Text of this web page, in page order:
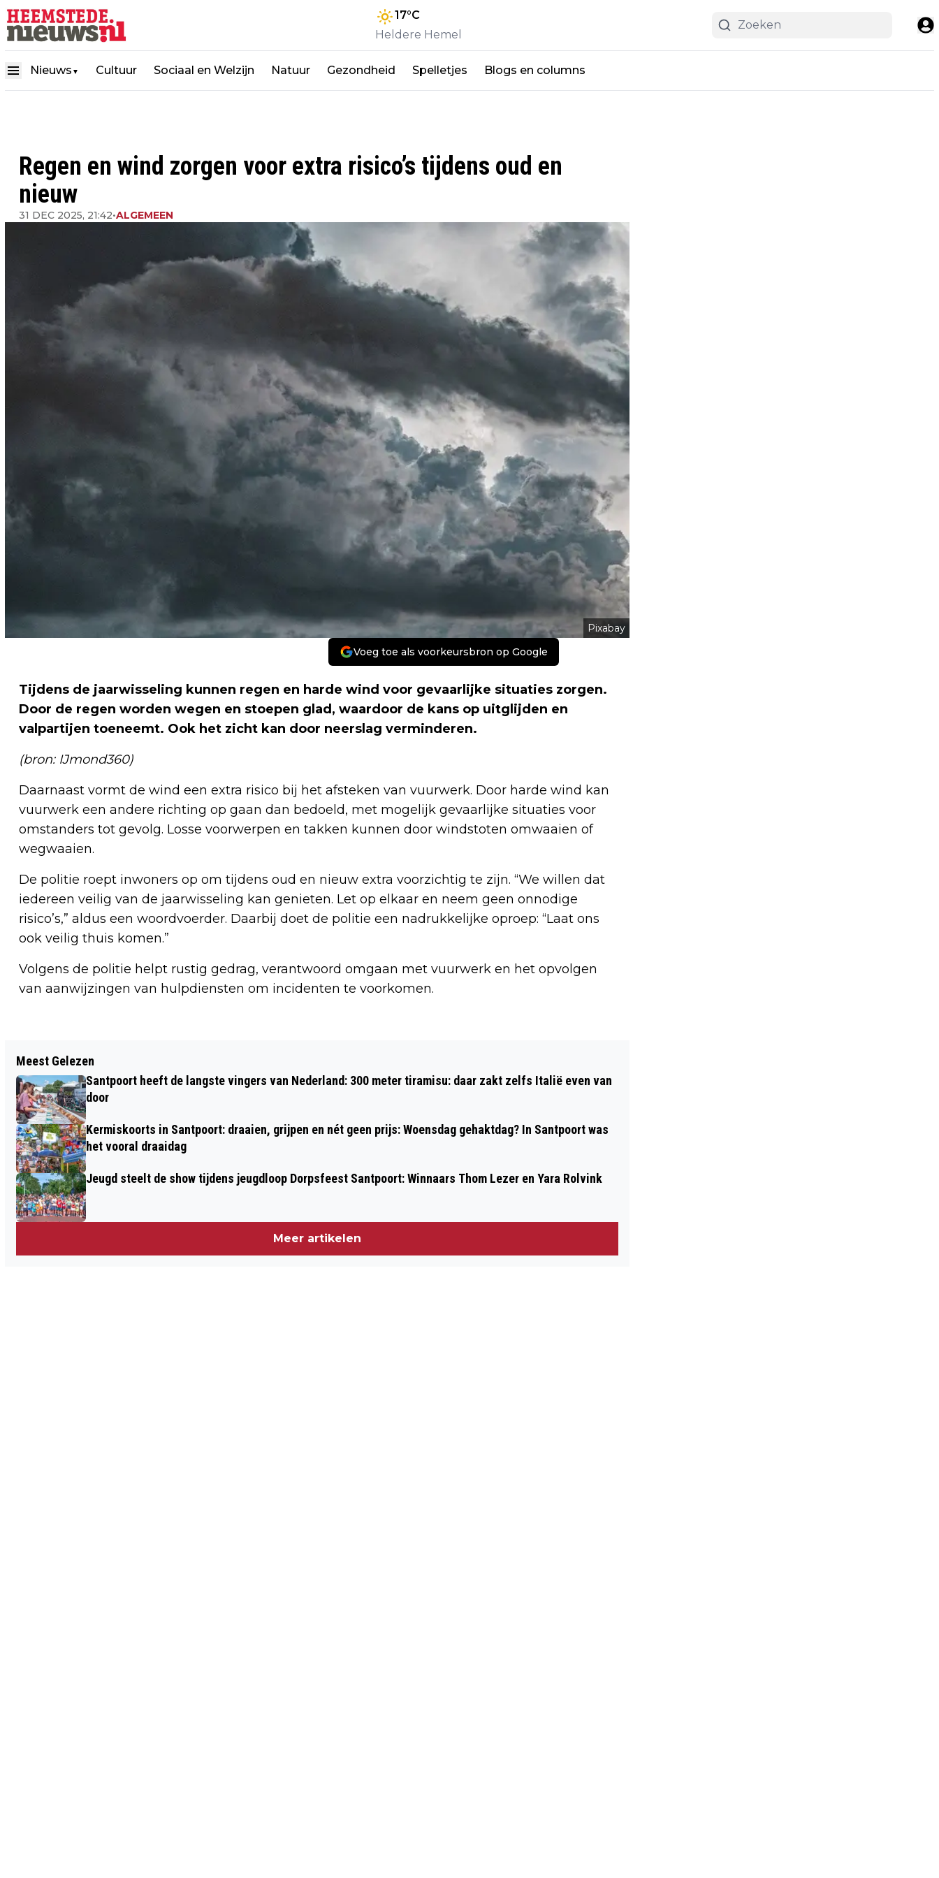
17°C
Heldere Hemel
Nieuws ▼ Cultuur Sociaal en Welzijn Natuur Gezondheid Spelletjes Blogs en columns
Regen en wind zorgen voor extra risico’s tijdens oud en
nieuw
31 DEC 2025, 21:42•ALGEMEEN
Pixabay
Voeg toe als voorkeursbron op Google
Tijdens de jaarwisseling kunnen regen en harde wind voor gevaarlijke situaties zorgen.
Door de regen worden wegen en stoepen glad, waardoor de kans op uitglijden en
valpartijen toeneemt. Ook het zicht kan door neerslag verminderen.
(bron: IJmond360)
Daarnaast vormt de wind een extra risico bij het afsteken van vuurwerk. Door harde wind kan
vuurwerk een andere richting op gaan dan bedoeld, met mogelijk gevaarlijke situaties voor
omstanders tot gevolg. Losse voorwerpen en takken kunnen door windstoten omwaaien of
wegwaaien.
De politie roept inwoners op om tijdens oud en nieuw extra voorzichtig te zijn. “We willen dat
iedereen veilig van de jaarwisseling kan genieten. Let op elkaar en neem geen onnodige
risico’s,” aldus een woordvoerder. Daarbij doet de politie een nadrukkelijke oproep: “Laat ons
ook veilig thuis komen.”
Volgens de politie helpt rustig gedrag, verantwoord omgaan met vuurwerk en het opvolgen
van aanwijzingen van hulpdiensten om incidenten te voorkomen.
NACHTELIJKE BRAND BIJ
INDUSTRIEPAND CRUQUIUS SNEL
GEBLUST
VUURWERKWINKEL IN HILLEGOM
Meest Gelezen
Santpoort heeft de langste vingers van Nederland: 300 meter tiramisu: daar zakt zelfs Italië even van
door
Kermiskoorts in Santpoort: draaien, grijpen en nét geen prijs: Woensdag gehaktdag? In Santpoort was
het vooral draaidag
Jeugd steelt de show tijdens jeugdloop Dorpsfeest Santpoort: Winnaars Thom Lezer en Yara Rolvink
Meer artikelen